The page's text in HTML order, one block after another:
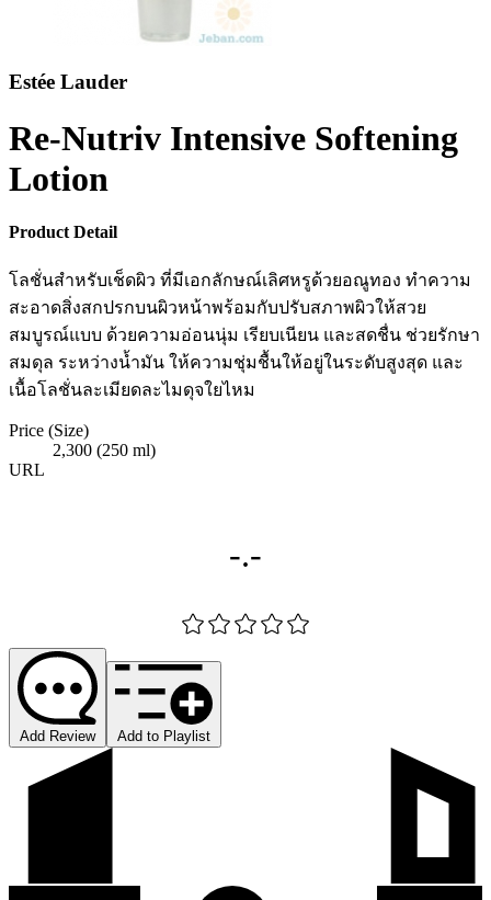
Estée Lauder
Re-Nutriv Intensive Softening
Lotion
Product Detail
โลชั่นสำหรับเช็ดผิว ที่มีเอกลักษณ์เลิศหรูด้วยอณูทอง ทำความ
สะอาดสิ่งสกปรกบนผิวหน้าพร้อมกับปรับสภาพผิวให้สวย
สมบูรณ์แบบ ด้วยความอ่อนนุ่ม เรียบเนียน และสดชื่น ช่วยรักษา
สมดุล ระหว่างน้ำมัน ให้ความชุ่มชื้นให้อยู่ในระดับสูงสุด และ
เนื้อโลชั่นละเมียดละไมดุจใยไหม
Price (Size)
2,300 (250 ml)
URL
-.-
Add Review Add to Playlist